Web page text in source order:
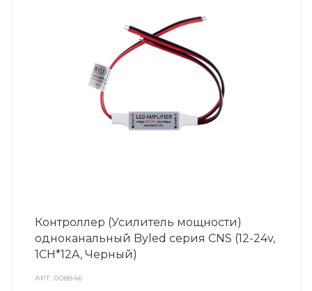
Контроллер (Усилитель мощности)
одноканальный Byled серия CNS (12-24v,
1CH*12A, Черный)
АРТ.008846